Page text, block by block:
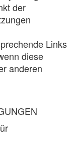
der
Links
diese
anderen